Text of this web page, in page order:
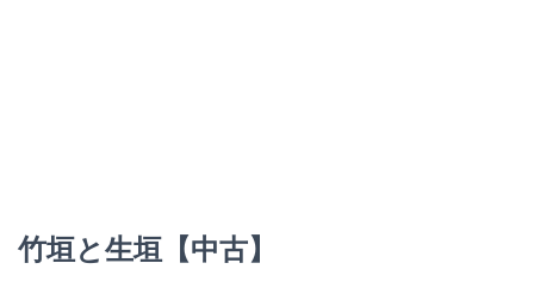
竹垣と生垣【中古】